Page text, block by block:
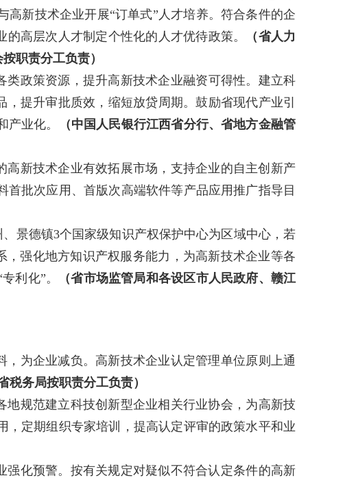
新技术企业开展“订单式”人才培养。符合条件的企
高层次人才制定个性化的人才优待政策。
（省人力
职责分工负责）
政策资源，提升高新技术企业融资可得性。建立科
提升审批质效，缩短放贷周期。鼓励省现代产业引
业化。
（中国人民银行江西省分行、省地方金融管
新技术企业有效拓展市场，支持企业的自主创新产
批次应用、首版次高端软件等产品应用推广指导目
景德镇3个国家级知识产权保护中心为区域中心，若
强化地方知识产权服务能力，为高新技术企业等各
利化”。
（省市场监管局和各设区市人民政府、赣江
为企业减负。高新技术企业认定管理单位原则上通
税务局按职责分工负责）
规范建立科技创新型企业相关行业协会，为高新技
定期组织专家培训，提高认定评审的政策水平和业
化预警。按有关规定对疑似不符合认定条件的高新